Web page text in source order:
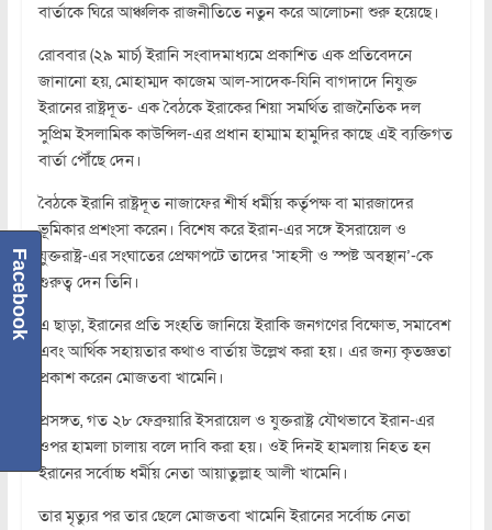
বার্তাকে ঘিরে আঞ্চলিক রাজনীতিতে নতুন করে আলোচনা শুরু হয়েছে।
রোববার (২৯ মার্চ) ইরানি সংবাদমাধ্যমে প্রকাশিত এক প্রতিবেদনে
জানানো হয়, মোহাম্মদ কাজেম আল-সাদেক-যিনি বাগদাদে নিযুক্ত
ইরানের রাষ্ট্রদূত- এক বৈঠকে ইরাকের শিয়া সমর্থিত রাজনৈতিক দল
সুপ্রিম ইসলামিক কাউন্সিল-এর প্রধান হাম্মাম হামুদির কাছে এই ব্যক্তিগত
বার্তা পৌঁছে দেন।
বৈঠকে ইরানি রাষ্ট্রদূত নাজাফের শীর্ষ ধর্মীয় কর্তৃপক্ষ বা মারজাদের
ভূমিকার প্রশংসা করেন। বিশেষ করে ইরান-এর সঙ্গে ইসরায়েল ও
যুক্তরাষ্ট্র-এর সংঘাতের প্রেক্ষাপটে তাদের ‘সাহসী ও স্পষ্ট অবস্থান’-কে
গুরুত্ব দেন তিনি।
এ ছাড়া, ইরানের প্রতি সংহতি জানিয়ে ইরাকি জনগণের বিক্ষোভ, সমাবেশ
এবং আর্থিক সহায়তার কথাও বার্তায় উল্লেখ করা হয়। এর জন্য কৃতজ্ঞতা
প্রকাশ করেন মোজতবা খামেনি।
প্রসঙ্গত, গত ২৮ ফেব্রুয়ারি ইসরায়েল ও যুক্তরাষ্ট্র যৌথভাবে ইরান-এর
ওপর হামলা চালায় বলে দাবি করা হয়। ওই দিনই হামলায় নিহত হন
ইরানের সর্বোচ্চ ধর্মীয় নেতা আয়াতুল্লাহ আলী খামেনি।
তার মৃত্যুর পর তার ছেলে মোজতবা খামেনি ইরানের সর্বোচ্চ নেতা
Facebook